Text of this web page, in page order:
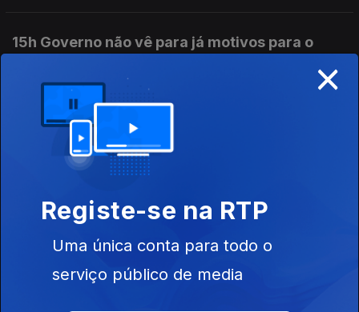
15h Governo não vê para já motivos para o
Mundial
05 ago. 2026
14h IL quer ouvir na AR várias personalidades
05 ago. 2026
13h Sem um reforço da defesa anti-aérea a
×
Registe-se na RTP
Uma única conta para todo o
serviço público de media